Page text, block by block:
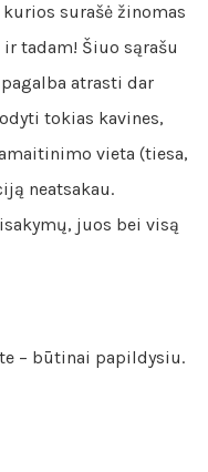
surašė žinomas
tadam! Šiuo sąrašu
atrasti dar
tokias kavines,
vieta (tiesa,
neatsakau.
juos bei visą
– būtinai papildysiu.